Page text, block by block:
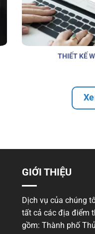
THIẾT KẾ
GIỚI THIỆU
Dịch vụ của chúng
tất cả các địa điểm
gồm: Thành phố